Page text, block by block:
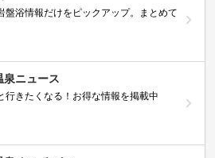
盤浴情報だけをピックアップ。まとめて
泉ニュース
行きたくなる！お得な情報を掲載中